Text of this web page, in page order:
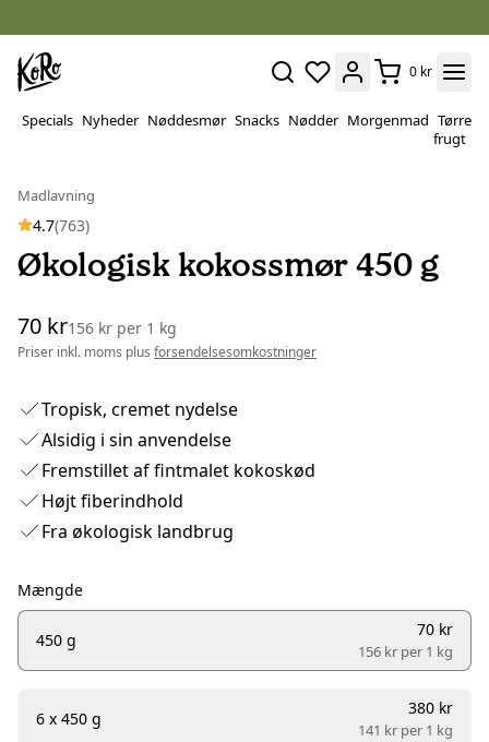
0 kr
Specials Nyheder Nøddesmør Snacks Nødder Morgenmad Tørret
frugt
Madlavning
4.7(763)
Økologisk kokossmør 450 g
70 kr156 kr per 1 kg
Priser inkl. moms plus forsendelsesomkostninger
Tropisk, cremet nydelse
Alsidig i sin anvendelse
Fremstillet af fintmalet kokoskød
Højt fiberindhold
Fra økologisk landbrug
Mængde
450 g
70 kr
156 kr per 1 kg
6 x 450 g
380 kr
141 kr per 1 kg